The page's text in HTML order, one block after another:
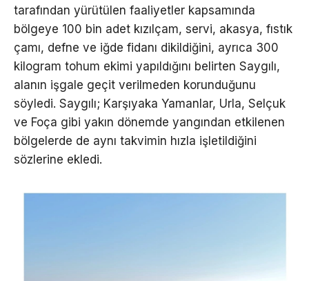
tarafından yürütülen faaliyetler kapsamında
bölgeye 100 bin adet kızılçam, servi, akasya, fıstık
çamı, defne ve iğde fidanı dikildiğini, ayrıca 300
kilogram tohum ekimi yapıldığını belirten Saygılı,
alanın işgale geçit verilmeden korunduğunu
söyledi. Saygılı; Karşıyaka Yamanlar, Urla, Selçuk
ve Foça gibi yakın dönemde yangından etkilenen
bölgelerde de aynı takvimin hızla işletildiğini
sözlerine ekledi.